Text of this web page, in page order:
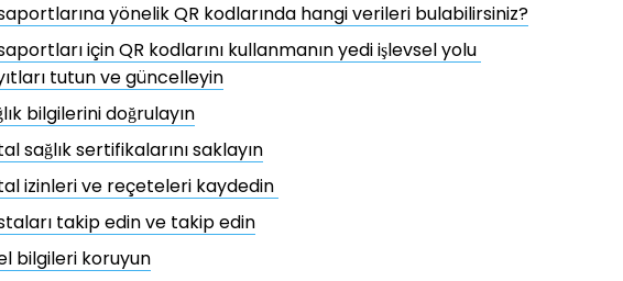
yönelik QR kodlarında hangi verileri bulabilirsiniz?
için QR kodlarını kullanmanın yedi işlevsel yolu
tutun ve güncelleyin
bilgilerini doğrulayın
sağlık sertifikalarını saklayın
izinleri ve reçeteleri kaydedin
takip edin ve takip edin
bilgileri koruyun